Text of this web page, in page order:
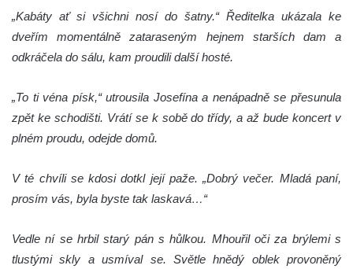
„Kabáty ať si všichni nosí do šatny.“ Ředitelka ukázala ke
dveřím momentálně zataraseným hejnem starších dam a
odkráčela do sálu, kam proudili další hosté.
„To ti véna písk,“ utrousila Josefína a nenápadně se přesunula
zpět ke schodišti. Vrátí se k sobě do třídy, a až bude koncert v
plném proudu, odejde domů.
V té chvíli se kdosi dotkl její paže. „Dobrý večer. Mladá paní,
prosím vás, byla byste tak laskavá…“
Vedle ní se hrbil starý pán s hůlkou. Mhouřil oči za brýlemi s
tlustými skly a usmíval se. Světle hnědý oblek provoněný